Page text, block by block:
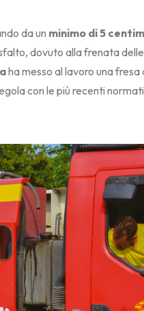
da un minimo di 5
dovuto alla frenata
ha messo al lavoro una
con le più recenti